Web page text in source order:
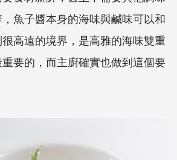
魚子醬本身的海味與鹹味可以和
高遠的境界，是高雅的海味雙重
要的，而主廚確實也做到這個要